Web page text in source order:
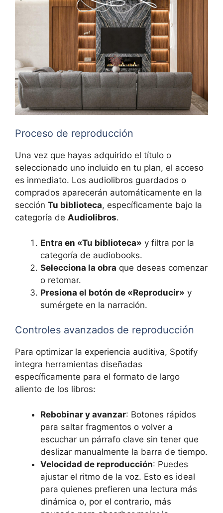
Proceso de reproducción
Una vez que hayas adquirido el título o
seleccionado uno incluido en tu plan, el acceso
es inmediato. Los audiolibros guardados o
comprados aparecerán automáticamente en la
sección Tu biblioteca, específicamente bajo la
categoría de Audiolibros.
Entra en «Tu biblioteca» y filtra por la
categoría de audiobooks.
Selecciona la obra que deseas comenzar
o retomar.
Presiona el botón de «Reproducir» y
sumérgete en la narración.
Controles avanzados de reproducción
Para optimizar la experiencia auditiva, Spotify
integra herramientas diseñadas
específicamente para el formato de largo
aliento de los libros:
Rebobinar y avanzar: Botones rápidos
para saltar fragmentos o volver a
escuchar un párrafo clave sin tener que
deslizar manualmente la barra de tiempo.
Velocidad de reproducción: Puedes
ajustar el ritmo de la voz. Esto es ideal
para quienes prefieren una lectura más
dinámica o, por el contrario, más